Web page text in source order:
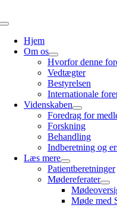
til
Skift
navigationHjem
Om os
Hvorfor denne
Vedtægter
Bestyrelsen
Internationale
Videnskaben
Foredrag for
Forskning
Behandling
Indberetning og
Læs mere
Patientberetninger
Mødereferater
Møde med